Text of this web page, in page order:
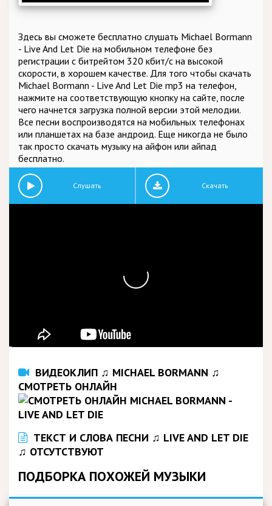
Здесь вы сможете бесплатно слушать Michael Bormann
- Live And Let Die на мобильном телефоне без
регистрации с битрейтом 320 кбит/c на высокой
скорости, в хорошем качестве. Для того чтобы скачать
Michael Bormann - Live And Let Die mp3 на телефон,
нажмите на соответствующую кнопку на сайте, после
чего начнется загрузка полной версии этой мелодии.
Все песни воспроизводятся на мобильных телефонах
или планшетах на базе андроид. Еще никогда не было
так просто скачать музыку на айфон или айпад
бесплатно.
Слушать Скачать
ВИДЕОКЛИП ♫ MICHAEL BORMANN ♫
СМОТРЕТЬ ОНЛАЙН
ТЕКСТ И СЛОВА ПЕСНИ ♫ LIVE AND LET DIE
♫ ОТСУТСТВУЮТ
ПОДБОРКА ПОХОЖЕЙ МУЗЫКИ